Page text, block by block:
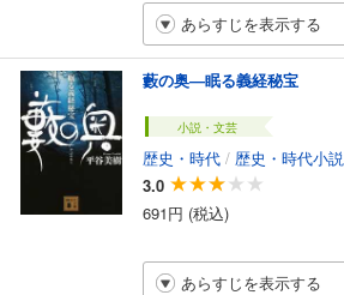
あらすじを表示する
藪の奥―眠る義経秘宝
小説・文芸
歴史・時代 / 歴史・時代小説
3.0
691円 (税込)
あらすじを表示する